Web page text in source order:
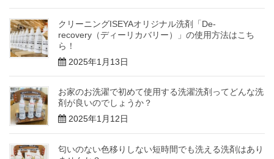
クリーニングISEYAオリジナル洗剤「De-
recovery（ディーリカバリー）」の使用方法はこち
ら！
2025年1月13日
お家のお洗濯で初めて使用する洗濯洗剤ってどんな洗
剤が良いのでしょうか？
2025年1月12日
匂いのない色移りしない短時間でも洗える洗剤はあり